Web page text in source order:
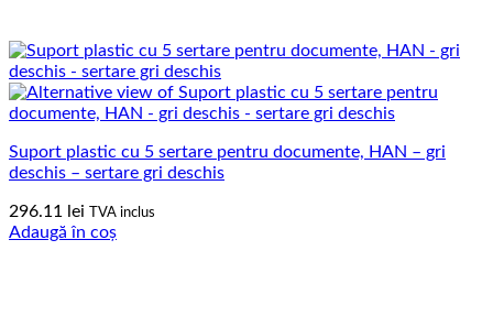
Suport plastic cu 5 sertare pentru documente, HAN – gri
deschis – sertare gri deschis
296.11 lei TVA inclus
Adaugă în coș